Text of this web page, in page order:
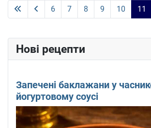
6 7 8 9 10 11
Нові рецепти
Запечені баклажани у
йогуртовому соусі